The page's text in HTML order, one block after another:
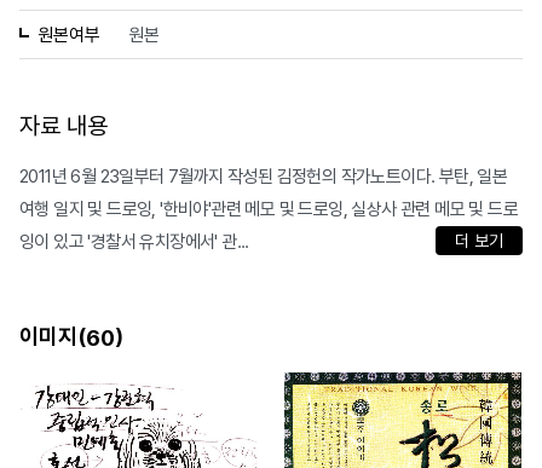
원본여부 원본
자료 내용
2011년 6월 23일부터 7월까지 작성된 김정헌의 작가노트이다. 부탄, 일본
여행 일지 및 드로잉, '한비야'관련 메모 및 드로잉, 실상사 관련 메모 및 드로
잉이 있고 '경찰서 유치장에서' 관...
더 보기
이미지(60)